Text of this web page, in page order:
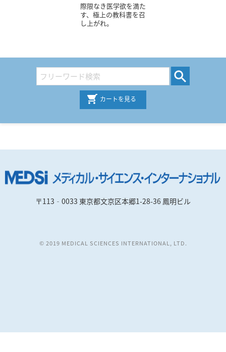
際限なき医学欲を満た
す、極上の教科書を召
し上がれ。
カートを見る
〒113‐0033 東京都文京区本郷1-28-36 鳳明ビル
© 2019 MEDICAL SCIENCES INTERNATIONAL, LTD.